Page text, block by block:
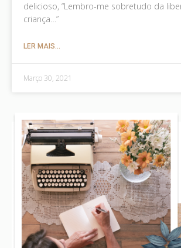
delicioso, “Lembro-me sobretudo da
criança…”
LER MAIS...
Março 30, 2021